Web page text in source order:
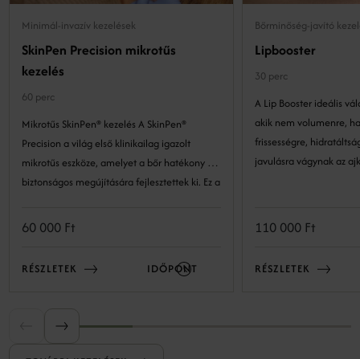
Minimál-invazív kezelések
SkinPen Precision mikrotűs
kezelés
60 perc
Mikrotűs SkinPen® kezelés A SkinPen®
Precision a világ első klinikailag igazolt
mikrotűs eszköze, amelyet a bőr hatékony és
biztonságos megújítására fejlesztettek ki. Ez a
szerkezetének kockázatmentes és látványos
természetes öngyógyulási folyamataira épít:
kontrollált mélységben és intenzitással
60 000 Ft
RÉSZLETEK IDŐPONT
Bőrminőség-javító
Lipbooster
30 perc
A Lip Booster ideális
akik nem volumenre,
frissességre, hidratáltságra és
javulásra vágynak az
110 000 Ft
RÉSZLETEK